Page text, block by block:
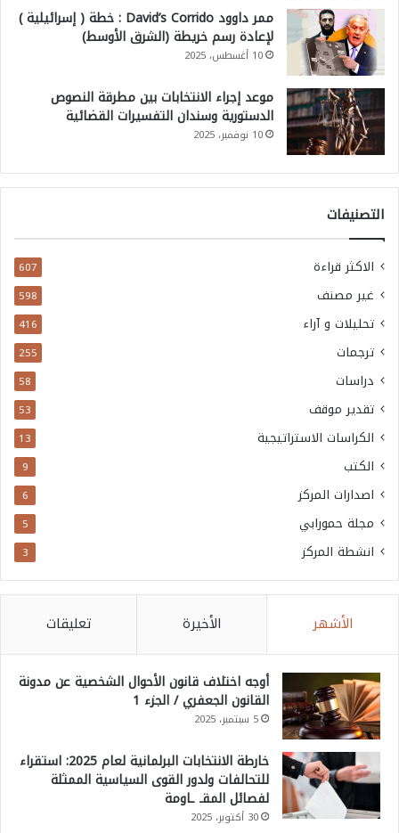
ممر داوود David’s Corrido : خطة ( إسرائيلية )
لإعادة رسم خريطة (الشرق الأوسط)
10 أغسطس، 2025
موعد إجراء الانتخابات بين مطرقة النصوص
الدستورية وسندان التفسيرات القضائية
10 نوفمبر، 2025
التصنيفات
الاكثر قراءة 607
غير مصنف 598
تحليلات و آراء 416
ترجمات 255
دراسات 58
تقدير موقف 53
الكراسات الاستراتيجية 13
الكتب 9
اصدارات المركز 6
مجلة حمورابي 5
انشطة المركز 3
الأشهر الأخيرة تعليقات
أوجه اختلاف قانون الأحوال الشخصية عن مدونة
القانون الجعفري / الجزء 1
5 سبتمبر، 2025
خارطة الانتخابات البرلمانية لعام 2025: استقراء
للتحالفات ولدور القوى السياسية الممثلة
لفصائل المقـ ـاومة
30 أكتوبر، 2025